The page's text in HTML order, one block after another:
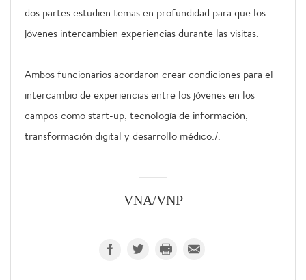
dos partes estudien temas en profundidad para que los
jóvenes intercambien experiencias durante las visitas.
Ambos funcionarios acordaron crear condiciones para el
intercambio de experiencias entre los jóvenes en los
campos como start-up, tecnología de información,
transformación digital y desarrollo médico./.
VNA/VNP